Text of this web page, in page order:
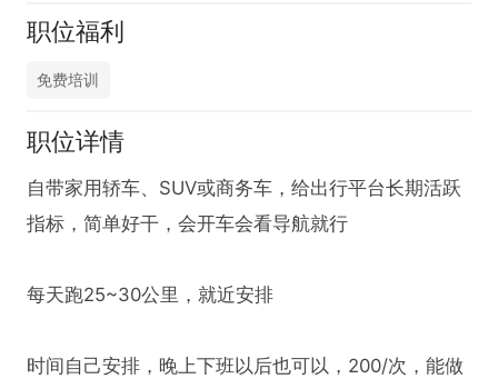
职位福利
免费培训
职位详情
自带家用轿车、SUV或商务车，给出行平台长期活跃
指标，简单好干，会开车会看导航就行
每天跑25~30公里，就近安排
时间自己安排，晚上下班以后也可以，200/次，能做